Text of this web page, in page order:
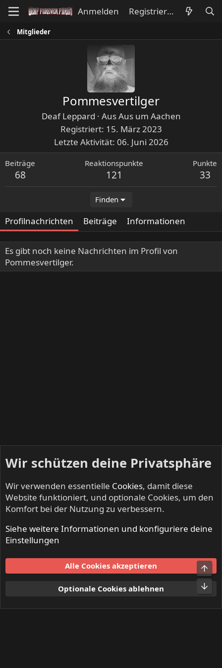
Anmelden Registrieren
Mitglieder
Pommesvertilger
Deaf Leppard · AusAus um Aachen
Registriert 15. März 2023
Letzte Aktivität 06. Juni 2026
Beiträge
68
Reaktionspunkte
121
Punkte
33
Finden
Profilnachrichten Beiträge Informationen
Es gibt noch keine Nachrichten im Profil von
Pommesvertilger.
Mitglieder
Nutzungsbedingungen
Datenschutz
S
Wir schützen deine Privatsphäre
Wir verwenden essentielle Cookies, damit diese
Website funktioniert, und optionale Cookies, um den
Komfort bei der Nutzung zu verbessern.
Siehe weitere Informationen und konfiguriere deine
Einstellungen
Alle Cookies akzeptieren
Optionale Cookies ablehnen